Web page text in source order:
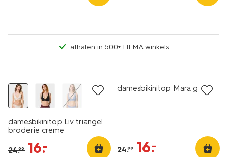
afhalen in 500+ HEMA winkels
damesbikinitop Liv triangel
broderie creme
24.99 16.
–
damesbikinitop Mara groen
24.99 16.
–